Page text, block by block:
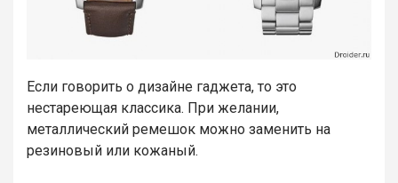
Если говорить о дизайне гаджета, то это
нестареющая классика. При желании,
металлический ремешок можно заменить на
резиновый или кожаный.